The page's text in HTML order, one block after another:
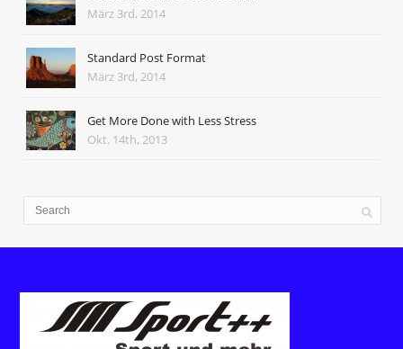
März 3rd, 2014
Standard Post Format
März 3rd, 2014
Get More Done with Less Stress
Okt. 14th, 2013